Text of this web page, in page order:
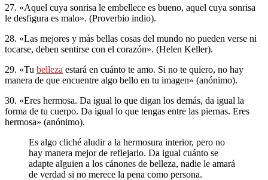
27. «Aquel cuya sonrisa le embellece es bueno, aquel cuya sonrisa
le desfigura es malo». (Proverbio indio).
28. «Las mejores y más bellas cosas del mundo no pueden verse ni
tocarse, deben sentirse con el corazón». (Helen Keller).
29. «Tu belleza estará en cuánto te amo. Si no te quiero, no hay
manera de que encuentre algo bello en tu imagen» (anónimo).
30. «Eres hermosa. Da igual lo que digan los demás, da igual la
forma de tu cuerpo. Da igual lo que tengas entre las piernas. Eres
hermosa» (anónimo).
Es algo cliché aludir a la hermosura interior, pero no
hay manera mejor de reflejarlo. Da igual cuánto se
adapte alguien a los cánones de belleza, nadie le amará
de verdad si no merece la pena como persona.